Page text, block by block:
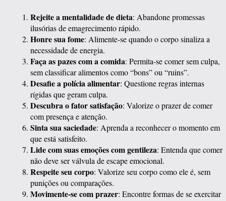
Rejeite a mentalidade de dieta: Abandone promessas
ilusórias de emagrecimento rápido.
Honre sua fome: Alimente-se quando o corpo sinaliza a
necessidade de energia.
Faça as pazes com a comida: Permita-se comer sem culpa,
sem classificar alimentos como “bons” ou “ruins”.
Desafie a polícia alimentar: Questione regras internas
rígidas que geram culpa.
Descubra o fator satisfação: Valorize o prazer de comer
com presença e atenção.
Sinta sua saciedade: Aprenda a reconhecer o momento em
que está satisfeito.
Lide com suas emoções com gentileza: Entenda que comer
não deve ser válvula de escape emocional.
Respeite seu corpo: Valorize seu corpo como ele é, sem
punições ou comparações.
Movimente-se com prazer: Encontre formas de se exercitar